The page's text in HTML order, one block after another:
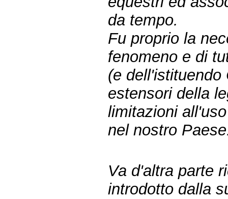
da tempo.
Fu proprio la
fenomeno e di
(e dell'istituendo
estensori della
limitazioni
nel nostro
Va d'altra parte
introdotto dalla